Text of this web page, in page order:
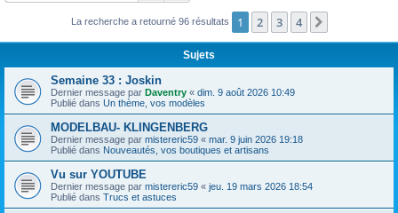
c
La recherche a retourné 96 résultats 1 2 3 4
Sujets
Semaine 33 : Joskin
Dernier message par Daventry « dim. 9 août 2026 10:49
Publié dans Un thème, vos modèles
MODELBAU- KLINGENBERG
Dernier message par mistereric59 « mar. 9 juin 2026 19:18
Publié dans Nouveautés, vos boutiques et artisans
Vu sur YOUTUBE
Dernier message par mistereric59 « jeu. 19 mars 2026 18:54
Publié dans Trucs et astuces